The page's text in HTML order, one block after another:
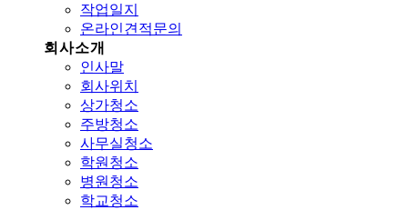
작업일지
온라인견적문의
회사소개
인사말
회사위치
상가청소
주방청소
사무실청소
학원청소
병원청소
학교청소